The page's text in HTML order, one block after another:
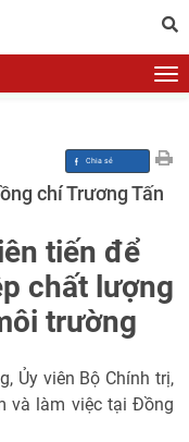
chí Trương Tấn
tiến để
chất lượng
trường
Ủy viên Bộ Chính trị,
và làm việc tại Đồng